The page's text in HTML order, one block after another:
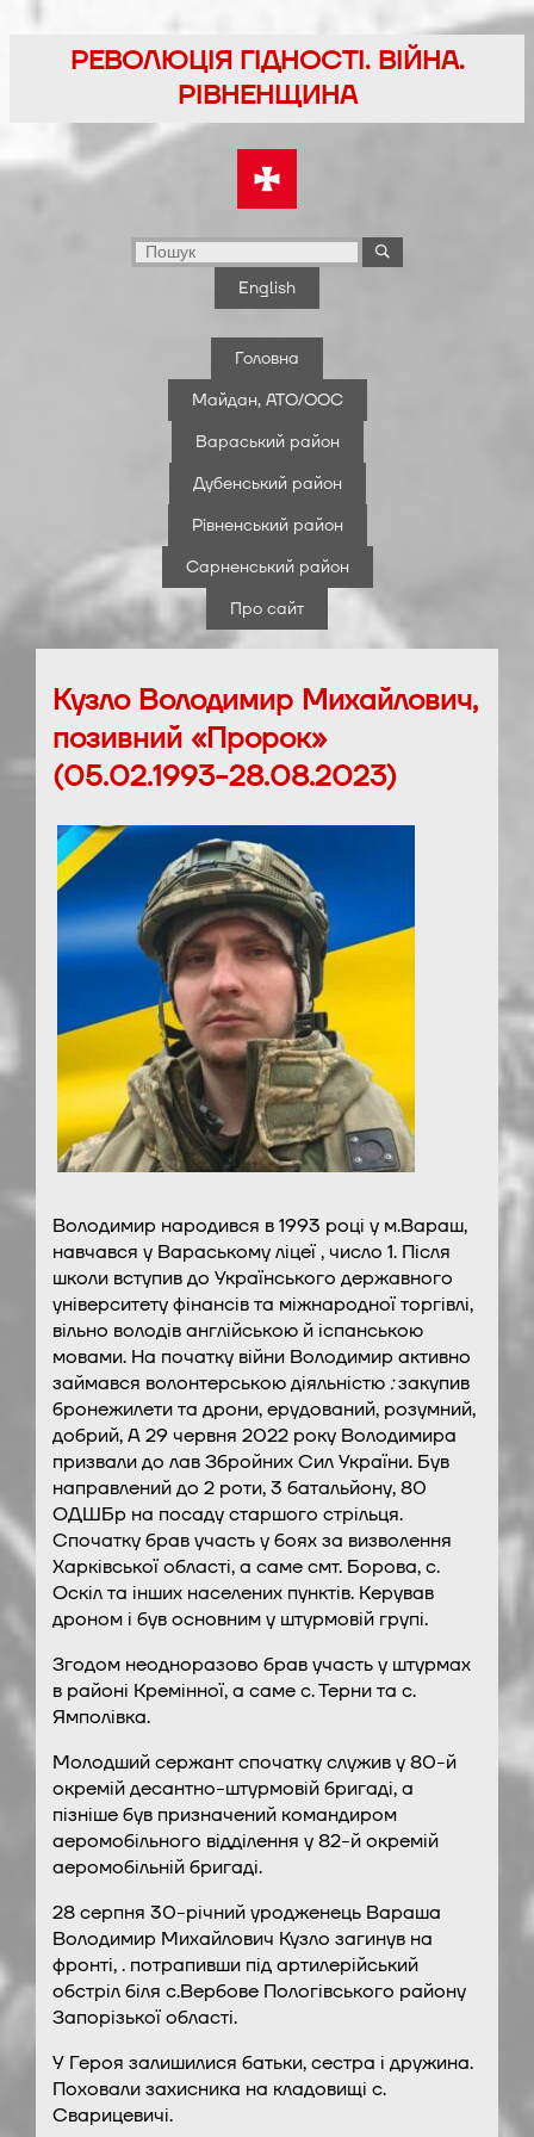
Перейти
РЕВОЛЮЦІЯ ГІДНОСТІ. ВІЙНА.
РІВНЕНЩИНА
English
Головна
Майдан, АТО/ООС
Вараський район
Дубенський район
Рівненський район
Сарненський район
Про сайт
Кузло Володимир Михайлович,
позивний «Пророк»
(05.02.1993-28.08.2023)
Володимир народився в 1993 році у м.Вараш,
навчався у Вараському ліцеї , число 1. Після
школи вступив до Українського державного
університету фінансів та міжнародної торгівлі,
вільно володів англійською й іспанською
мовами. На початку війни Володимир активно
займався волонтерською діяльністю :закупив
бронежилети та дрони, ерудований, розумний,
добрий,А 29 червня 2022 року Володимира
призвали до лав Збройних Сил України. Був
направлений до 2 роти, 3 батальйону, 80
ОДШБр на посаду старшого стрільця.
Спочатку брав участь у боях за визволення
Харківської області, а саме смт. Борова, с.
Оскіл та інших населених пунктів. Керував
дроном і був основним у штурмовій групі.
Згодом неодноразово брав участь у штурмах
в районі Кремінної, а саме с. Терни та с.
Ямполівка.
Молодший сержант спочатку служив у 80-й
окремій десантно-штурмовій бригаді, а
пізніше був призначений командиром
аеромобільного відділення у 82-й окремій
аеромобільній бригаді.
28 серпня 30-річний уродженець Вараша
Володимир Михайлович Кузло загинув на
фронті, . потрапивши під артилерійський
обстріл біля с.Вербове Пологівського району
Запорізької області.
У Героя залишилися батьки, сестра і дружина.
Поховали захисника на кладовищі с.
Сварицевичі.